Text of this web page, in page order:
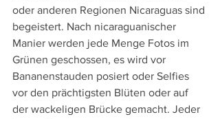
oder anderen Regionen Nicaraguas sind
begeistert. Nach nicaraguanischer
Manier werden jede Menge Fotos im
Grünen geschossen, es wird vor
Bananenstauden posiert oder Selfies
vor den prächtigsten Blüten oder auf
der wackeligen Brücke gemacht. Jeder